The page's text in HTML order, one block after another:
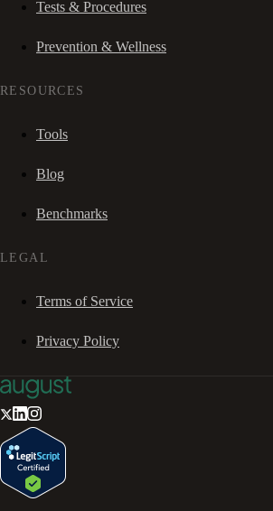
Tests & Procedures
Prevention & Wellness
RESOURCES
Tools
Blog
Benchmarks
LEGAL
Terms of Service
Privacy Policy